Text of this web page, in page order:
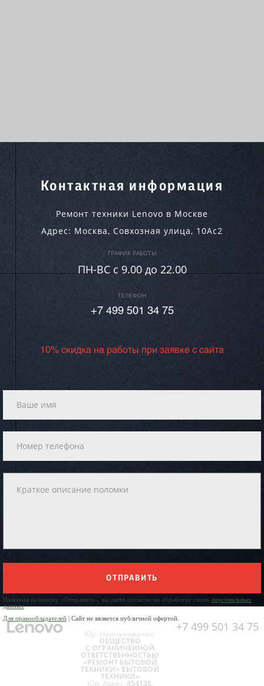
Контактная информация
Ремонт техники Lenovo в Москве
Адрес: Москва, Совхозная улица, 10Ас2
ГРАФИК РАБОТЫ
ПН-ВC c 9.00 до 22.00
ТЕЛЕФОН
+7 499 501 34 75
10% скидка на работы при заявке с сайта
ОТПРАВИТЬ
Нажимая на кнопку «Отправить», вы даете согласие на обработку своих персональных
данных
Для правообладателей | Сайт не является публичной офертой.
+7 499 501 34 75
Юр. Наименование:
ОБЩЕСТВО
С ОГРАНИЧЕННОЙ
ОТВЕТСТВЕННОСТЬЮ
«РЕМОНТ БЫТОВОЙ
ТЕХНИКИ» БЫТОВОЙ
ТЕХНИКИ»
Юр. Адрес: 454138,